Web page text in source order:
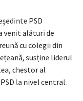
PSD
venit alături de
cu colegii din
susține liderul
chestor al
la nivel central.